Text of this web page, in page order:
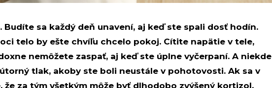
sa každý deň unavení, aj keď ste spali dosť hodín.
telo by ešte chvíľu chcelo pokoj. Cítite napätie v tele,
nemôžete zaspať, aj keď ste úplne vyčerpaní. A niekde
tlak, akoby ste boli neustále v pohotovosti. Ak sa v
za tým všetkým môže byť dlhodobo zvýšený kortizol.